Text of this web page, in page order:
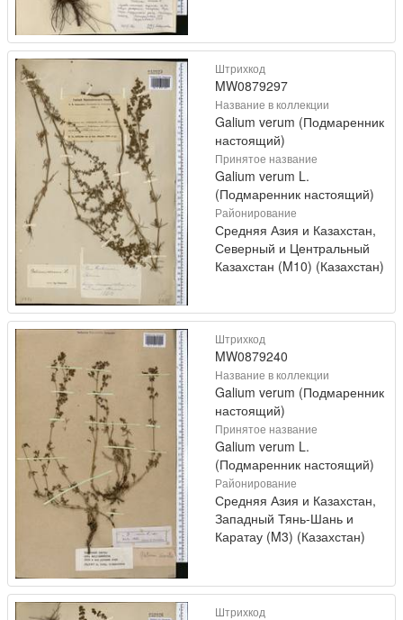
Штрихкод
MW0879297
Название в коллекции
Galium verum (Подмаренник
настоящий)
Принятое название
Galium verum L.
(Подмаренник настоящий)
Районирование
Средняя Азия и Казахстан,
Северный и Центральный
Казахстан (M10) (Казахстан)
Штрихкод
MW0879240
Название в коллекции
Galium verum (Подмаренник
настоящий)
Принятое название
Galium verum L.
(Подмаренник настоящий)
Районирование
Средняя Азия и Казахстан,
Западный Тянь-Шань и
Каратау (M3) (Казахстан)
Штрихкод